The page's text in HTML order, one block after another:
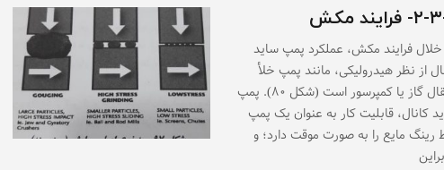
مکش
فرایند مکش، عملکرد پمپ ساید
از نظر هیدرولیکی، مانند پمپ خلأ
انتقال گاز یا کمپرسور است (شکل ۸۰). پمپ
کانال، قابلیت کار به عنوان یک پمپ
مایع را به صورت موقت دارد؛ و